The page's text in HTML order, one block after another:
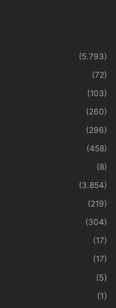
(5.793)
(72)
(103)
(260)
(296)
(458)
(8)
(3.854)
(219)
(304)
(17)
(17)
(5)
(1)